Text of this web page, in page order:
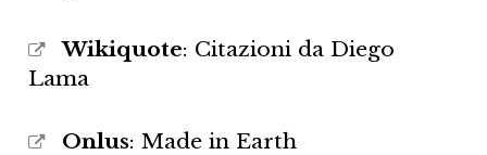
Wikiquote: Citazioni da Diego
Lama
Onlus: Made in Earth